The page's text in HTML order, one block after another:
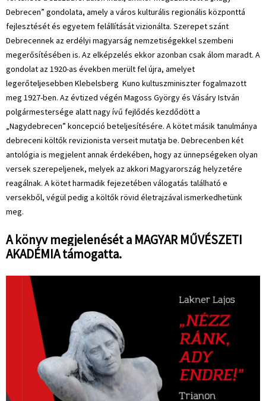
Debrecen” gondolata, amely a város kulturális regionális központtá
fejlesztését és egyetem felállítását vizionálta. Szerepet szánt
Debrecennek az erdélyi magyarság nemzetiségekkel szembeni
megerősítésében is. Az elképzelés ekkor azonban csak álom maradt. A
gondolat az 1920-as években merült fel újra, amelyet
legerőteljesebben Klebelsberg Kuno kultuszminiszter fogalmazott
meg 1927-ben. Az évtized végén Magoss György és Vásáry István
polgármestersége alatt nagy ívű fejlődés kezdődött a
„Nagydebrecen” koncepció beteljesítésére. A kötet másik tanulmánya
debreceni költők revizionista verseit mutatja be. Debrecenben két
antológia is megjelent annak érdekében, hogy az ünnepségeken olyan
versek szerepeljenek, melyek az akkori Magyarország helyzetére
reagálnak. A kötet harmadik fejezetében válogatás található e
versekből, végül pedig a költők rövid életrajzával ismerkedhetünk
meg.
A könyv megjelenését a MAGYAR MŰVÉSZETI
AKADÉMIA támogatta.